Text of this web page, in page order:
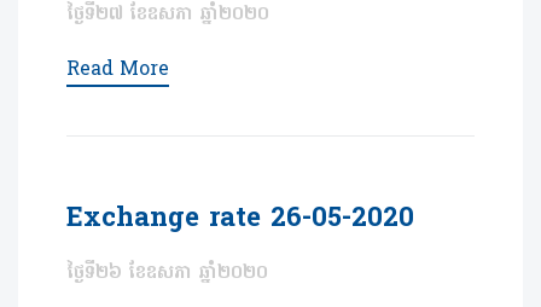
ថ្ងៃទី២៧ ខែឧសភា ឆ្នាំ២០២០
Read More
Exchange rate 26-05-2020
ថ្ងៃទី២៦ ខែឧសភា ឆ្នាំ២០២០